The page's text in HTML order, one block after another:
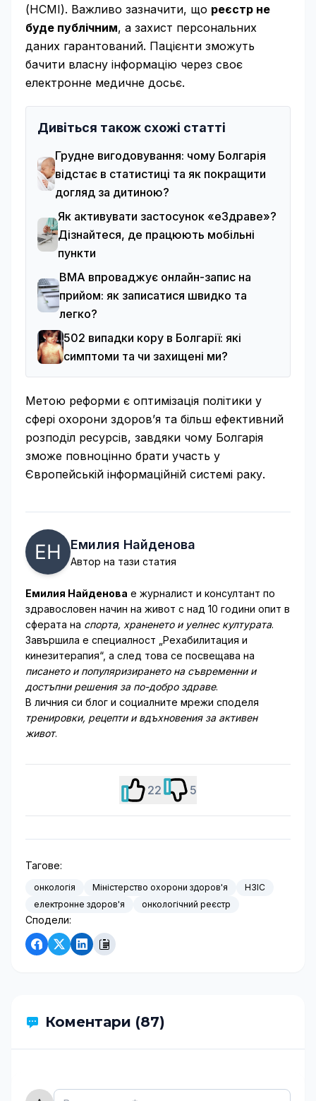
(НСМІ). Важливо зазначити, що реєстр не
буде публічним, а захист персональних
даних гарантований. Пацієнти зможуть
бачити власну інформацію через своє
електронне медичне досьє.
Дивіться також схожі статті
Грудне вигодовування: чому Болгарія
відстає в статистиці та як покращити
догляд за дитиною?
Як активувати застосунок «еЗдраве»?
Дізнайтеся, де працюють мобільні
пункти
ВМА впроваджує онлайн-запис на
прийом: як записатися швидко та
легко?
502 випадки кору в Болгарії: які
симптоми та чи захищені ми?
Метою реформи є оптимізація політики у
сфері охорони здоров’я та більш ефективний
розподіл ресурсів, завдяки чому Болгарія
зможе повноцінно брати участь у
Європейській інформаційній системі раку.
Емилия Найденова
Автор на тази статия
Емилия Найденова е журналист и консултант по
здравословен начин на живот с над 10 години опит в
сферата на спорта, храненето и уелнес културата.
Завършила е специалност „Рехабилитация и
кинезитерапия“, а след това се посвещава на
писането и популяризирането на съвременни и
достъпни решения за по-добро здраве.
В личния си блог и социалните мрежи споделя
тренировки, рецепти и вдъхновения за активен
живот.
22 5
Тагове:
онкологія Міністерство охорони здоров'я
НЗІС
електронне здоров'я
онкологічний реєстр
Сподели:
Коментари (87)